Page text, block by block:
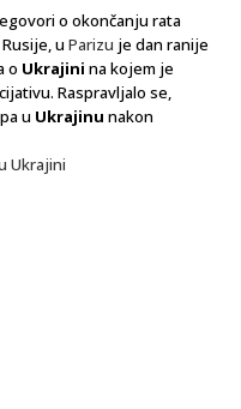
o okončanju rata
u Parizu je dan ranije
o Ukrajini na kojem je
Raspravljalo se,
u Ukrajinu nakon
Ukrajini